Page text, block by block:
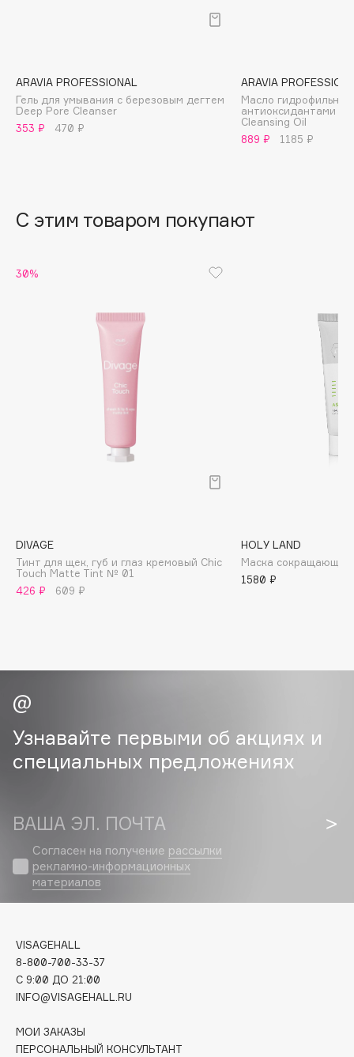
Balmain Hair Couture
Banderas
Basicare
Beautyblades
НОВИНКА
Bebble
Brunello Cucinelli
Bvlgari
C
Cadence
Capelli Dorati
Carolina Herrera
Catrice
Celimax
Cettua
Clarins
Clarins Precious
Clinique
Clive Christian
Club De Nuit
ARAVIA PROFESSIONAL
Гель для умывания с березовым дегтем
Deep Pore Cleanser
353 ₽
470 ₽
ARAVIA
Масло
антиоксидантами и
Cleansing Oil
889 ₽
1185 ₽
С этим товаром покупают
30%
DIVAGE
Тинт для щек, губ и глаз кремовый Chic
Touch Matte Tint № 01
426 ₽
609 ₽
HOLY LAND
Маска сокращающая
1580 ₽
Узнавайте первыми об акциях и
специальных предложениях
ВАША ЭЛ. ПОЧТА
Согласен на получение рассылки
рекламно-информационных
материалов
VISAGEHALL
8-800-700-33-37
C 9:00 ДО 21:00
INFO@VISAGEHALL.RU
МОИ ЗАКАЗЫ
ПЕРСОНАЛЬНЫЙ КОНСУЛЬТАНТ